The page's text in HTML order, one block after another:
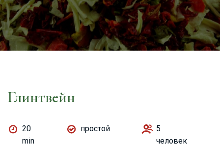
Глинтвейн
20
min
простой
5
человек